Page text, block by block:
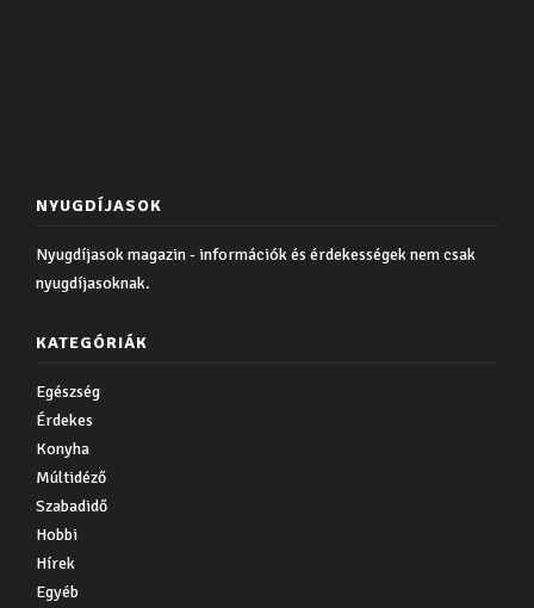
NYUGDÍJASOK
Nyugdíjasok magazin - információk és érdekességek nem csak
nyugdíjasoknak.
KATEGÓRIÁK
Egészség
Érdekes
Konyha
Múltidéző
Szabadidő
Hobbi
Hírek
Egyéb